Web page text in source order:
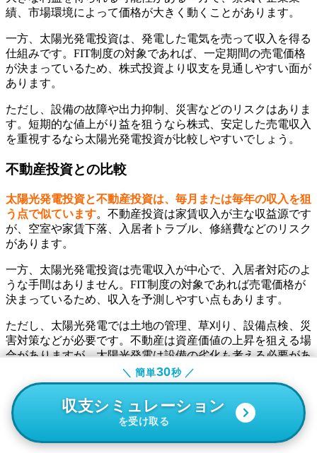
績、市場環境によって価格が大きく動くことがあります。
一方、太陽光発電投資は、発電した電気を売って収入を得る
仕組みです。FIT制度の対象であれば、一定期間の売電価格
が決まっているため、株式投資より収支を見通しやすい面が
あります。
ただし、設備の故障や出力抑制、災害などのリスクはありま
す。短期的な値上がり益を狙うなら株式、安定した売電収入
を重視するなら太陽光発電投資が比較しやすいでしょう。
不動産投資との比較
太陽光発電投資と不動産投資は、毎月または毎年の収入を狙
う点で似ています。不動産投資は家賃収入が主な収益源です
が、空室や家賃下落、入居者トラブル、修繕費などのリスク
があります。
一方、太陽光発電投資は売電収入が中心で、入居者対応のよ
うな手間はありません。FIT制度の対象であれば売電価格が
決まっているため、収入を予測しやすい点もあります。
ただし、太陽光発電では土地の管理、草刈り、設備点検、災
害対策などが必要です。不動産は資産価値の上昇を狙える場
合がありますが、太陽光発電は設備の劣化も考える必要があ
ります。収益性だけでなく、管理の手間やリスクの種類も比
べましょう。
住宅用太陽光と産業用太陽光の利回りの違い
住宅用太陽光と産業用太陽光では、利回りの考え方が異なり
＼ 簡単30秒 ／
収支シミュレーション
を受け取る
＼ 簡単30秒 ／
収支シミュレーション
を受け取る